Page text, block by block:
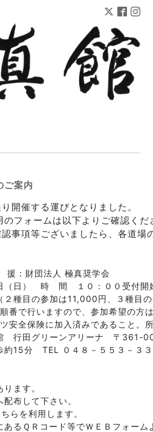
ご案内
開催する運びとなりました。
のフォームは以下よりご確認くだ
事項等ございましたら、各道場
援：財団法人 極真奨学会
（日）　時　間　１０：００受付
２種目の参加は11,000円、３種目
で行いますので、参加希望の方
安全保険に加入済みであること。
　行田グリーンアリーナ　〒361-
約15分　TEL ０４８－５５３－３
ます。
布して下さい。
らを利用します。
るＱＲコード等でＷＥＢフォー